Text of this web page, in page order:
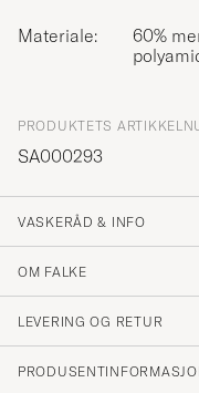
Materiale:
60%
PRODUKTETS
SA000293
VASKERÅD & INFO
OM FALKE
LEVERING OG RETUR